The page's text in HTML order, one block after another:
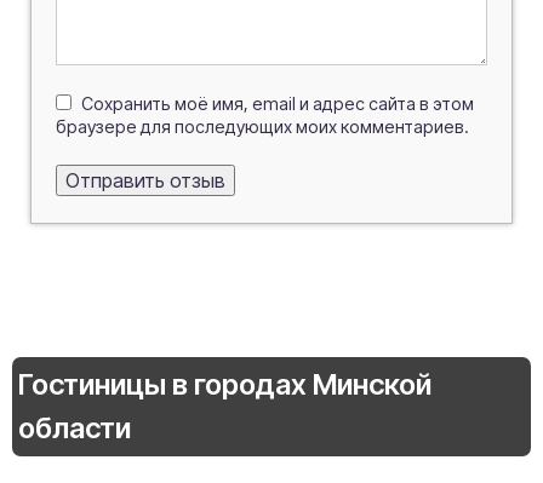
Сохранить моё имя, email и адрес сайта в этом
браузере для последующих моих комментариев.
Гостиницы в городах Минской
области